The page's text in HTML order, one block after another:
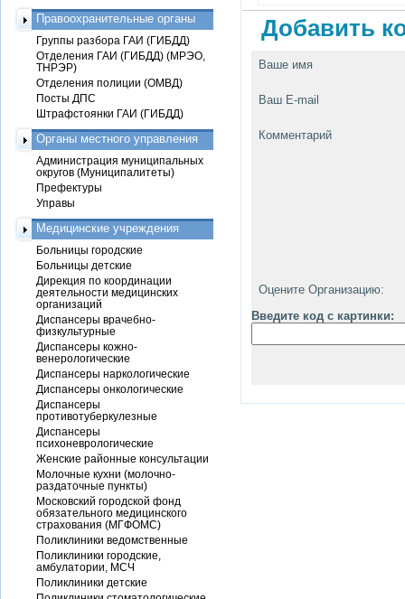
Добавить
Ваше имя
Ваш E-mail
Комментарий
Оцените Организацию:
Введите код с картинки:
Правоохранительные органы
Группы разбора ГАИ (ГИБДД)
Отделения ГАИ (ГИБДД) (МРЭО,
ТНРЭР)
Отделения полиции (ОМВД)
Посты ДПС
Штрафстоянки ГАИ (ГИБДД)
Органы местного управления
Администрация муниципальных
округов (Муниципалитеты)
Префектуры
Управы
Медицинские учреждения
Больницы городские
Больницы детские
Дирекция по координации
деятельности медицинских
организаций
Диспансеры врачебно-
физкультурные
Диспансеры кожно-
венерологические
Диспансеры наркологические
Диспансеры онкологические
Диспансеры
противотуберкулезные
Диспансеры
психоневрологические
Женские районные консультации
Молочные кухни (молочно-
раздаточные пункты)
Московский городской фонд
обязательного медицинского
страхования (МГФОМС)
Поликлиники ведомственные
Поликлиники городские,
амбулатории, МСЧ
Поликлиники детские